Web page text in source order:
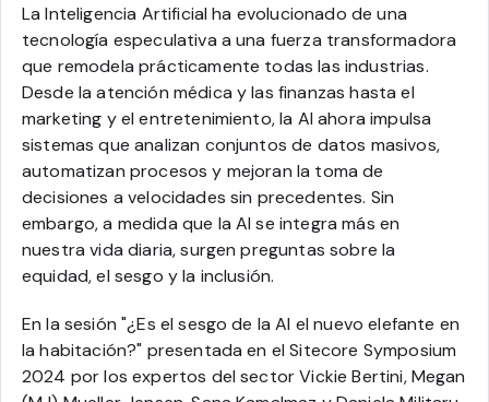
La Inteligencia Artificial ha evolucionado de una
tecnología especulativa a una fuerza transformadora
que remodela prácticamente todas las industrias.
Desde la atención médica y las finanzas hasta el
marketing y el entretenimiento, la AI ahora impulsa
sistemas que analizan conjuntos de datos masivos,
automatizan procesos y mejoran la toma de
decisiones a velocidades sin precedentes. Sin
embargo, a medida que la AI se integra más en
nuestra vida diaria, surgen preguntas sobre la
equidad, el sesgo y la inclusión.
En la sesión "¿Es el sesgo de la AI el nuevo elefante en
la habitación?" presentada en el Sitecore Symposium
2024 por los expertos del sector Vickie Bertini, Megan